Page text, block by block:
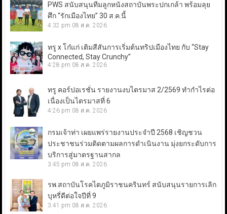
PWS สนับสนุนทีมลูกหนังสถาบันพระปกเกล้า พร้อมลุย
ศึก “รักเมืองไทย” 30 ส.ค.นี้
4:32 pm 08 ส.ค. 2026
ทรู x โก๋แก่ เติมสีสันการเริ่มต้นทริปเมืองไทย กับ “Stay
Connected, Stay Crunchy”
4:28 pm 08 ส.ค. 2026
ทรู คอร์ปอเรชั่น รายงานงบไตรมาส 2/2569 ทำกำไรต่อ
เนื่องเป็นไตรมาสที่ 6
4:26 pm 08 ส.ค. 2026
กรมเจ้าท่า เผยแพร่รายงานประจำปี 2568 เชิญชวน
ประชาชนร่วมติดตามผลการดำเนินงาน มุ่งยกระดับการ
บริการสู่มาตรฐานสากล
3:45 pm 08 ส.ค. 2026
รพ.สถาบันโรคไตภูมิราชนครินทร์ สนับสนุนรายการเลิก
บุหรี่ดีต่อใจปีที่ 9
3:41 pm 08 ส.ค. 2026